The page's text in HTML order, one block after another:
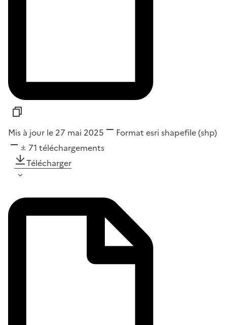
Mis à jour le 27 mai 2025 Format esri shapefile (shp)
71 téléchargements
Télécharger